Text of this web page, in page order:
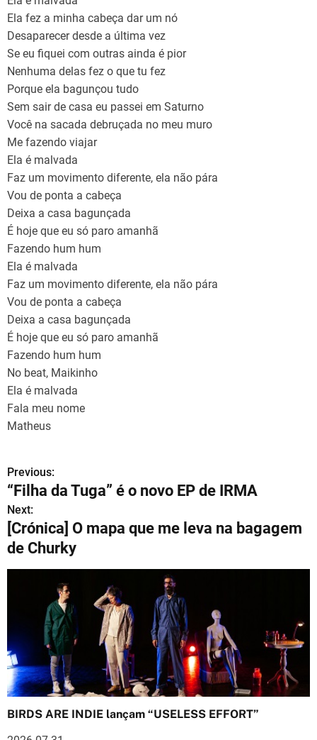
Ela fez a minha cabeça dar um nó
Desaparecer desde a última vez
Se eu fiquei com outras ainda é pior
Nenhuma delas fez o que tu fez
Porque ela bagunçou tudo
Sem sair de casa eu passei em Saturno
Você na sacada debruçada no meu muro
Me fazendo viajar
Ela é malvada
Faz um movimento diferente, ela não pára
Vou de ponta a cabeça
Deixa a casa bagunçada
É hoje que eu só paro amanhã
Fazendo hum hum
Ela é malvada
Faz um movimento diferente, ela não pára
Vou de ponta a cabeça
Deixa a casa bagunçada
É hoje que eu só paro amanhã
Fazendo hum hum
No beat, Maikinho
Ela é malvada
Fala meu nome
Matheus
N
a
v
e
ç
ã
o
d
Previous:
“Filha da Tuga” é o novo EP de IRMA
Next:
[Crónica] O mapa que me leva na bagagem
de Churky
BIRDS ARE INDIE lançam “USELESS EFFORT”